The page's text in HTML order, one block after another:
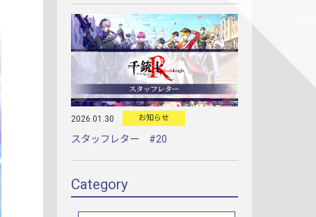
2026.01.30 お知らせ
スタッフレター #20
Category